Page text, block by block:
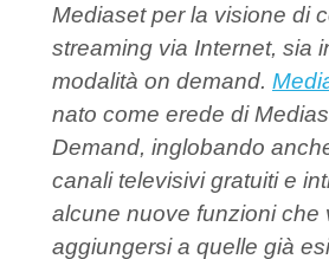
Mediaset per la visione di
streaming via Internet, sia
modalità on demand.
nato come erede di
Demand, inglobando
canali televisivi gratuiti e
alcune nuove funzioni che
aggiungersi a quelle già